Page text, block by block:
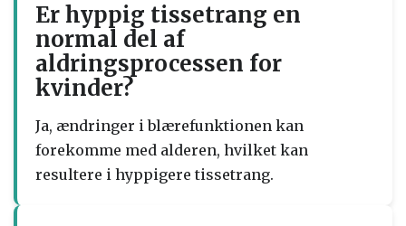
Er hyppig tissetrang en
normal del af
aldringsprocessen for
kvinder?
Ja, ændringer i blærefunktionen kan
forekomme med alderen, hvilket kan
resultere i hyppigere tissetrang.